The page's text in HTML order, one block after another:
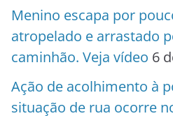
Menino escapa por
atropelado e arrastado
caminhão. Veja vídeo 6
Ação de acolhimento à
situação de rua ocorre